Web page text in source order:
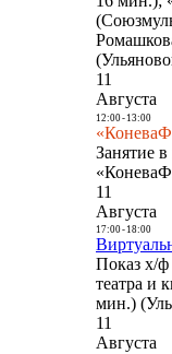
11
Августа
12:00- 13:00
Занятие
11
Августа
17:00- 18:00
Показ х/
театра и
мин.)
11
Августа